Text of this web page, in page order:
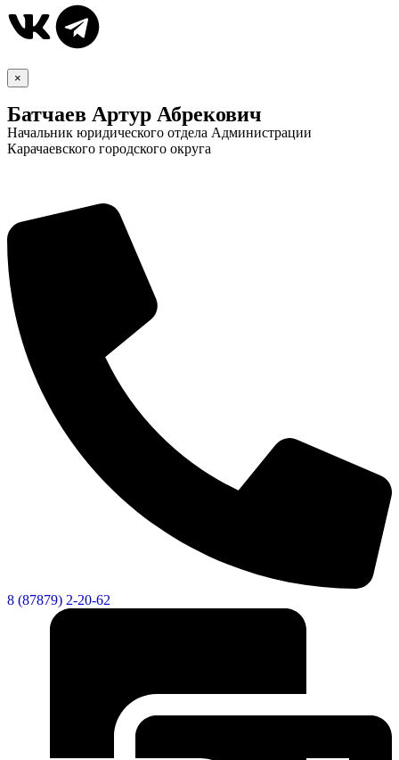
×
Батчаев Артур Абрекович
Начальник юридического отдела Администрации
Карачаевского городского округа
8 (87879) 2-20-62